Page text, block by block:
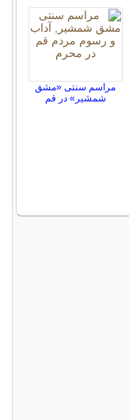
مراسم سنتی «مشق
شمشیر» در قم